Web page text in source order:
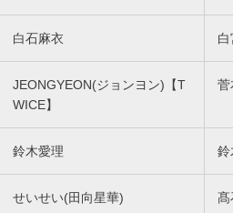
白石麻衣
JEONGYEON(ジョンヨン)【T
WICE】
菅
鈴木愛理 鈴
せいせい(田向星華) 髙